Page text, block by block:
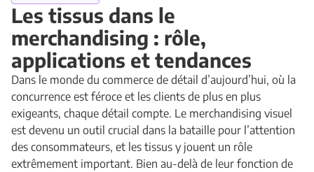
Les tissus dans le
merchandising : rôle,
applications et tendances
Dans le monde du commerce de détail d’aujourd’hui, où la
concurrence est féroce et les clients de plus en plus
exigeants, chaque détail compte. Le merchandising visuel
est devenu un outil crucial dans la bataille pour l’attention
des consommateurs, et les tissus y jouent un rôle
extrêmement important. Bien au-delà de leur fonction de